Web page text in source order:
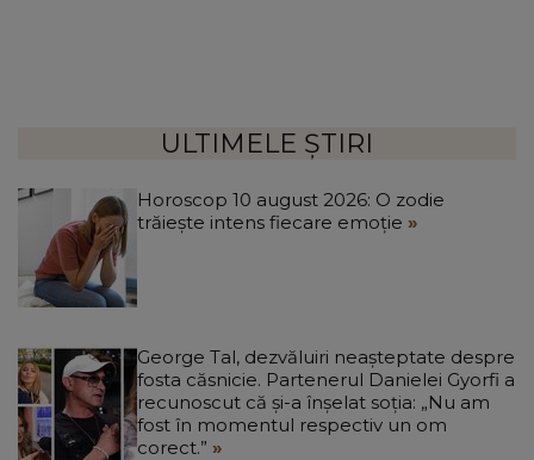
ULTIMELE ȘTIRI
Horoscop 10 august 2026: O zodie
trăiește intens fiecare emoție
George Tal, dezvăluiri neașteptate despre
fosta căsnicie. Partenerul Danielei Gyorfi a
recunoscut că și-a înșelat soția: „Nu am
fost în momentul respectiv un om
corect.”